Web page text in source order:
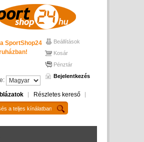
SportShop24
Beállítások
Kosár
Pénztár
Bejelentkezés
Részletes kereső